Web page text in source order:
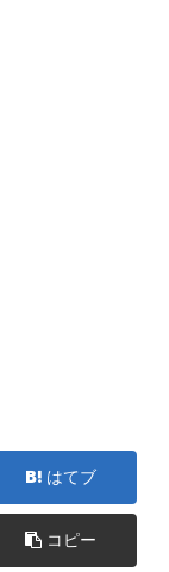
はてブ
コピー